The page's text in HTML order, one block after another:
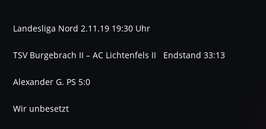
Landesliga Nord 2.11.19 19:30 Uhr
TSV Burgebrach II – AC Lichtenfels II Endstand 33:13
Alexander G. PS 5:0
Wir unbesetzt